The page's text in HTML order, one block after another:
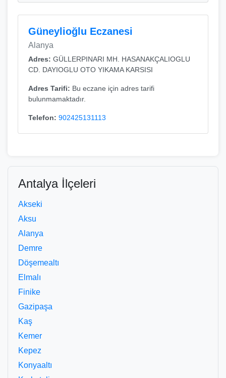
Güneylioğlu Eczanesi
Alanya
Adres: GÜLLERPINARI MH. HASANAKÇALIOGLU
CD. DAYIOGLU OTO YIKAMA KARSISI
Adres Tarifi: Bu eczane için adres tarifi
bulunmamaktadır.
Telefon: 902425131113
Antalya İlçeleri
Akseki
Aksu
Alanya
Demre
Döşemealtı
Elmalı
Finike
Gazipaşa
Kaş
Kemer
Kepez
Konyaaltı